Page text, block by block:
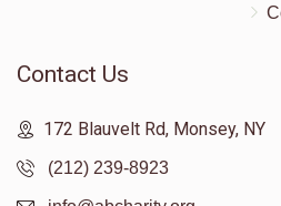
Contact Us
172 Blauvelt Rd, Monsey, NY
(212) 239-8923